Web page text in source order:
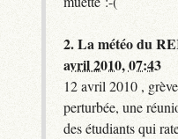
2.La météo du
avril 2010, 07:43
12 avril 2010 ,
perturbée, une
des étudiants qui